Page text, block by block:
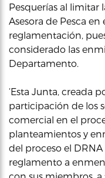
Pesquerías al limitar
Asesora de Pesca
reglamentación,
considerado las
Departamento.
‘Esta Junta, creada
participación de los
comercial en el
planteamientos y
del proceso el
reglamento a